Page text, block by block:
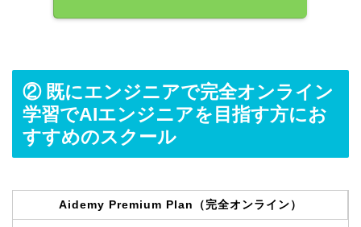
② 既にエンジニアで完全オンライン
学習でAIエンジニアを目指す方にお
すすめのスクール
Aidemy Premium Plan（完全オンライン）